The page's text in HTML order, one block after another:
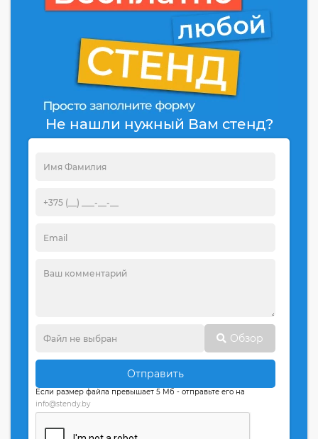
Не нашли нужный Вам стенд?
Обзор
Отправить
Если размер файла превышает 5 Мб - отправьте его на
info@stendy.by